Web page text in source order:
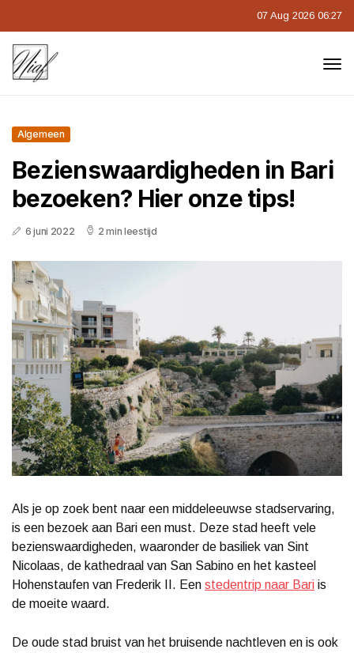
07 Aug 2026 06:27
Algemeen
Bezienswaardigheden in Bari
bezoeken? Hier onze tips!
6 juni 2022 2 min leestijd
Als je op zoek bent naar een middeleeuwse stadservaring,
is een bezoek aan Bari een must. Deze stad heeft vele
bezienswaardigheden, waaronder de basiliek van Sint
Nicolaas, de kathedraal van San Sabino en het kasteel
Hohenstaufen van Frederik II. Een stedentrip naar Bari is
de moeite waard.
De oude stad bruist van het bruisende nachtleven en is ook